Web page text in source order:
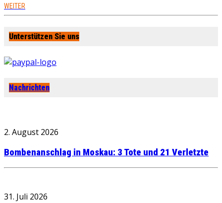
WEITER
Unterstützen Sie uns
Nachrichten
2. August 2026
Bombenanschlag in Moskau: 3 Tote und 21 Verletzte
31. Juli 2026